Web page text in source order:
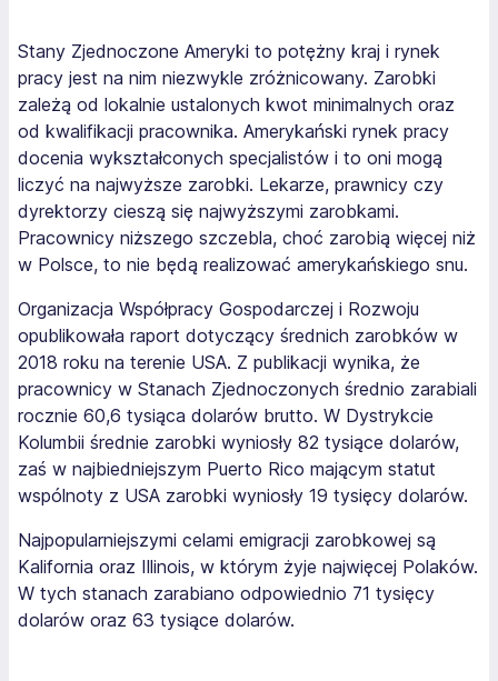
Stany Zjednoczone Ameryki to potężny kraj i rynek
pracy jest na nim niezwykle zróżnicowany. Zarobki
zależą od lokalnie ustalonych kwot minimalnych oraz
od kwalifikacji pracownika. Amerykański rynek pracy
docenia wykształconych specjalistów i to oni mogą
liczyć na najwyższe zarobki. Lekarze, prawnicy czy
dyrektorzy cieszą się najwyższymi zarobkami.
Pracownicy niższego szczebla, choć zarobią więcej niż
w Polsce, to nie będą realizować amerykańskiego snu.
Organizacja Współpracy Gospodarczej i Rozwoju
opublikowała raport dotyczący średnich zarobków w
2018 roku na terenie USA. Z publikacji wynika, że
pracownicy w Stanach Zjednoczonych średnio zarabiali
rocznie 60,6 tysiąca dolarów brutto. W Dystrykcie
Kolumbii średnie zarobki wyniosły 82 tysiące dolarów,
zaś w najbiedniejszym Puerto Rico mającym statut
wspólnoty z USA zarobki wyniosły 19 tysięcy dolarów.
Najpopularniejszymi celami emigracji zarobkowej są
Kalifornia oraz Illinois, w którym żyje najwięcej Polaków.
W tych stanach zarabiano odpowiednio 71 tysięcy
dolarów oraz 63 tysiące dolarów.